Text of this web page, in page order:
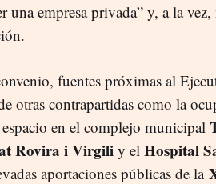
una empresa privada” y, a la
fuentes próximas al
otras contrapartidas como la
en el complejo municipal
Rovira i Virgili y el Hospital
aportaciones públicas de la